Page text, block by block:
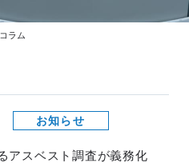
ラム
お知らせ
アスベスト調査が義務化